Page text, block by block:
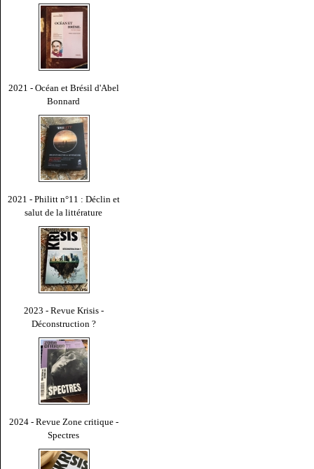
2021 - Océan et Brésil d'Abel
Bonnard
2021 - Philitt n°11 : Déclin et
salut de la littérature
2023 - Revue Krisis -
Déconstruction ?
2024 - Revue Zone critique -
Spectres